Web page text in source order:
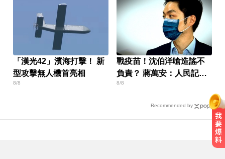
「漢光42」濱海打擊！ 新
型攻擊無人機首亮相
8/8
戰疫苗！沈伯洋嗆造謠不
負責？ 蔣萬安：人民記憶
「洗不掉」
8/8
Recommended by